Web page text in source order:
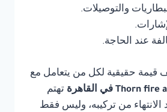
والتوصيلات.
عند الحاجة.
قيمة حقيقية لكل من يتعامل مع
تهتم
من تركيبه، وليس فقط